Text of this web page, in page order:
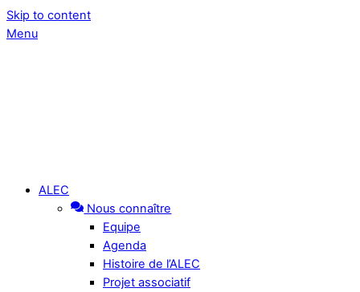
Skip to content
Menu
ALEC
Nous connaître
Equipe
Agenda
Histoire de l’ALEC
Projet associatif